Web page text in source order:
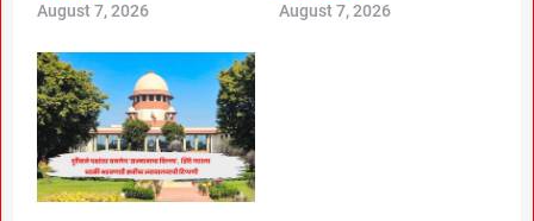
August 7, 2026
August 7, 2026